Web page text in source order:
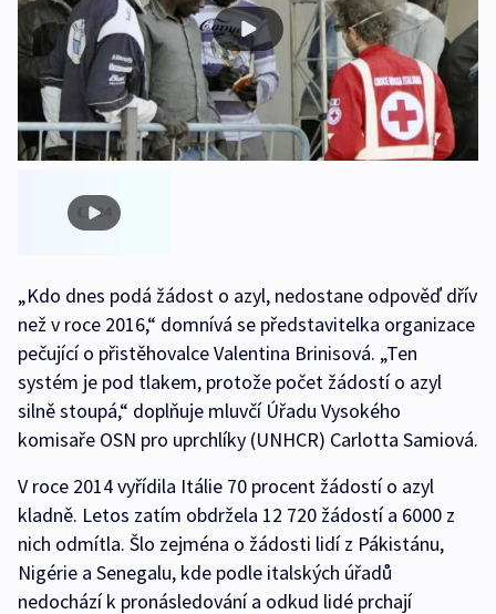
„Kdo dnes podá žádost o azyl, nedostane odpověď dřív
než v roce 2016,“ domnívá se představitelka organizace
pečující o přistěhovalce Valentina Brinisová. „Ten
systém je pod tlakem, protože počet žádostí o azyl
silně stoupá,“ doplňuje mluvčí Úřadu Vysokého
komisaře OSN pro uprchlíky (UNHCR) Carlotta Samiová.
V roce 2014 vyřídila Itálie 70 procent žádostí o azyl
kladně. Letos zatím obdržela 12 720 žádostí a 6000 z
nich odmítla. Šlo zejména o žádosti lidí z Pákistánu,
Nigérie a Senegalu, kde podle italských úřadů
nedochází k pronásledování a odkud lidé prchají